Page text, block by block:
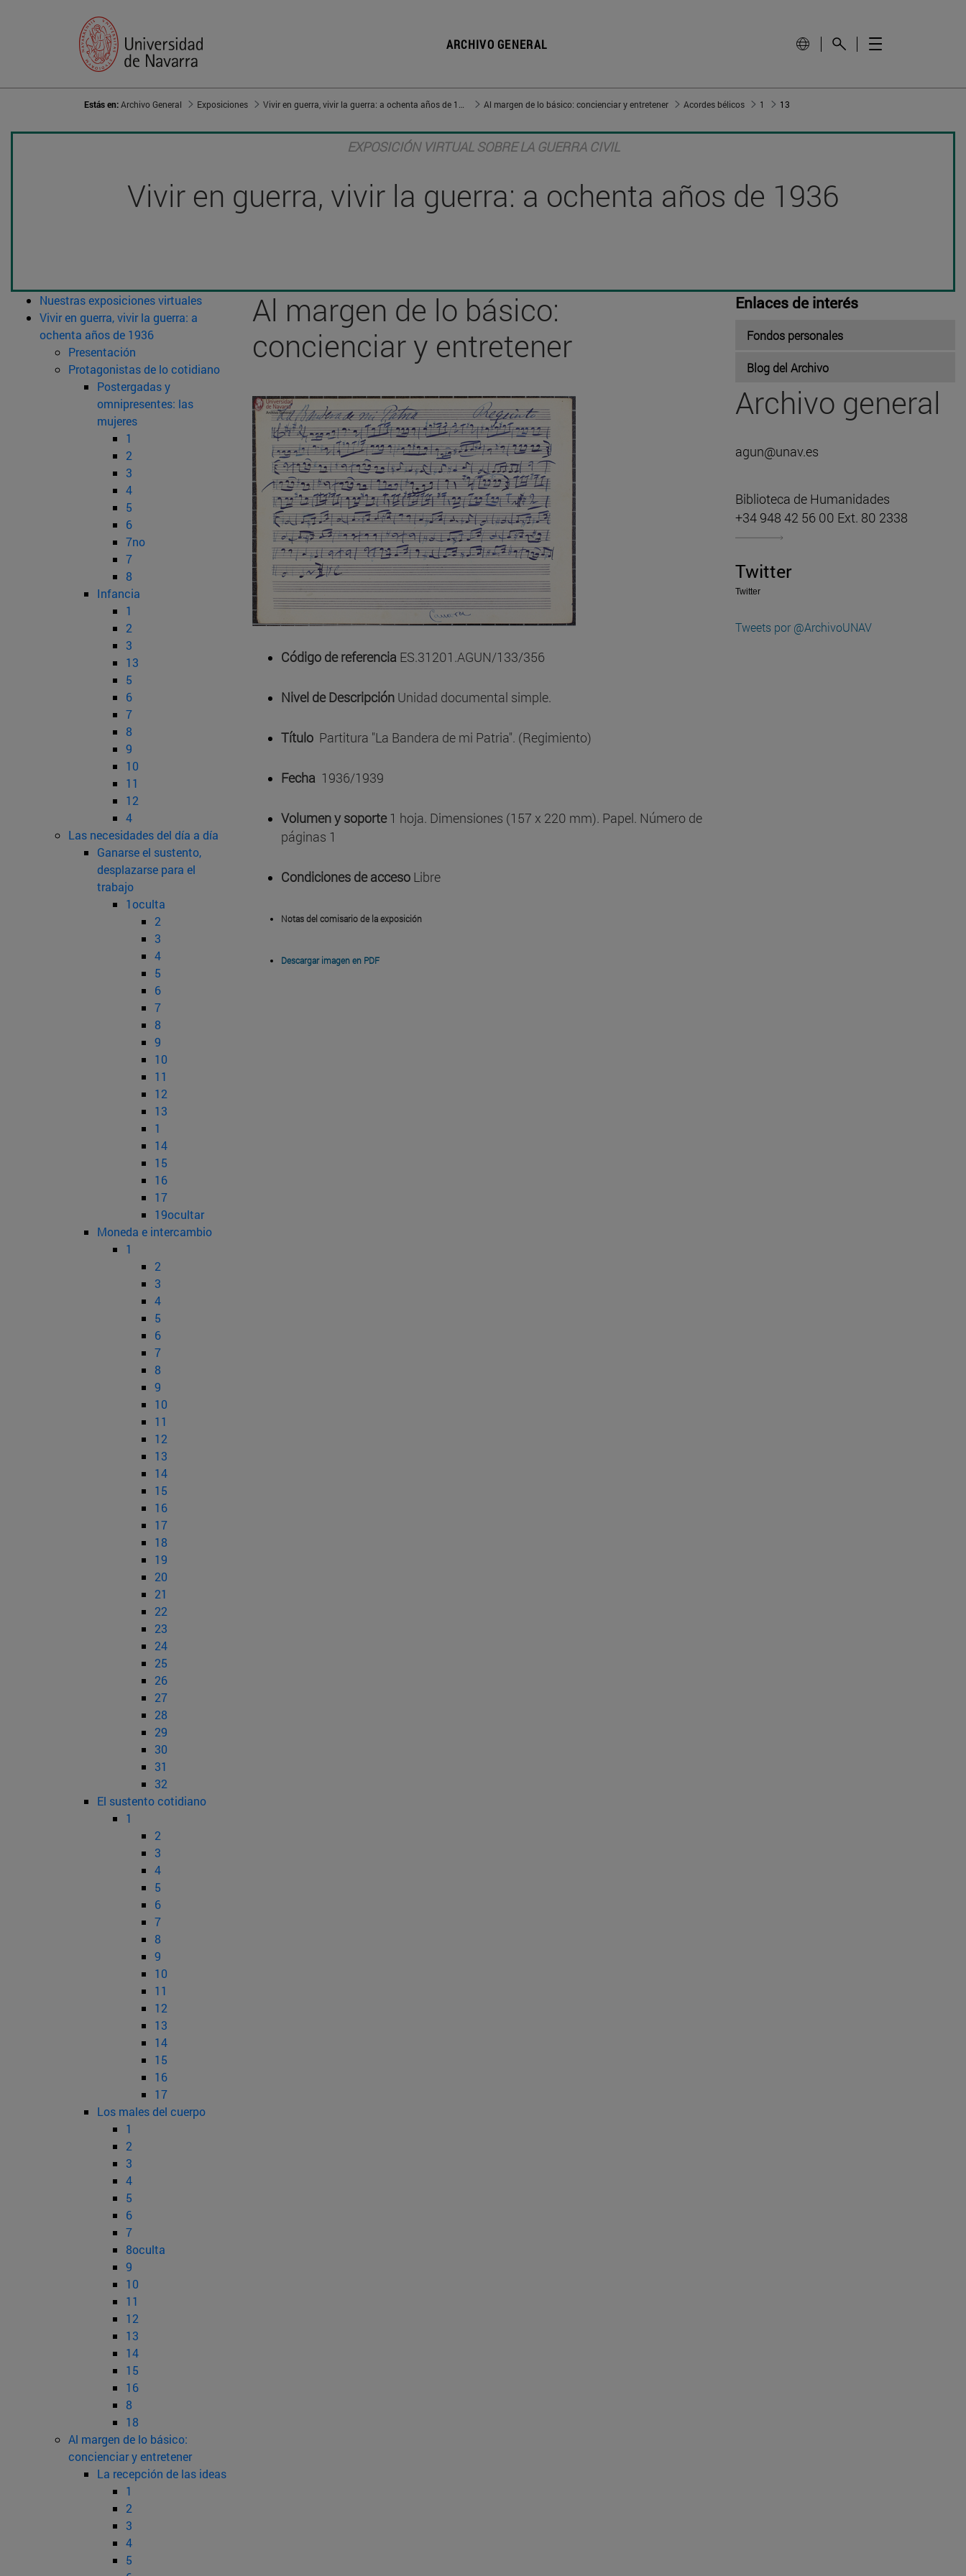
ARCHIVO GENERAL
Estás en:Archivo General Exposiciones Al margen de lo básico: concienciar y entretener Acordes bélicos 1 13
EXPOSICIÓN VIRTUAL SOBRE LA GUERRA CIVIL
Vivir en guerra, vivir la guerra: a ochenta años de 1936
Nuestras exposiciones virtuales
Vivir en guerra, vivir la guerra: a
ochenta años de 1936
Presentación
Protagonistas de lo cotidiano
Postergadas y
omnipresentes: las
mujeres
1
2
3
4
5
6
7no
7
8
Infancia
1
2
3
13
5
6
7
8
9
10
11
12
4
Las necesidades del día a día
Ganarse el sustento,
desplazarse para el
trabajo
1oculta
2
3
4
5
6
7
8
9
10
11
12
13
1
14
15
16
17
19ocultar
Moneda e intercambio
1
2
3
4
5
6
7
8
9
10
11
12
13
14
15
16
17
18
19
20
21
22
23
24
25
26
27
28
29
30
31
32
El sustento cotidiano
1
2
3
4
5
6
7
8
9
10
11
12
13
14
15
16
17
Los males del cuerpo
1
2
3
4
5
6
7
8oculta
9
10
11
12
13
14
15
16
8
18
Al margen de lo básico:
concienciar y entretener
La recepción de las ideas
1
2
3
4
5
Al margen de lo básico:
concienciar y entretener
Código de referencia ES.31201.AGUN/133/356
Nivel de Descripción Unidad documental simple.
Título Partitura "La Bandera de mi Patria". (Regimiento)
Fecha 1936/1939
Volumen y soporte1 hoja. Dimensiones (157 x 220 mm). Papel. Número de
páginas 1
Condiciones de acceso Libre
Notas del comisario de la exposición
Descargar imagen en PDF
Enlaces de interés
Fondos personales
Blog del Archivo
Archivo general
agun@unav.es
Biblioteca de Humanidades
+34 948 42 56 00 Ext. 80 2338
Twitter
Twitter
Tweets por @ArchivoUNAV